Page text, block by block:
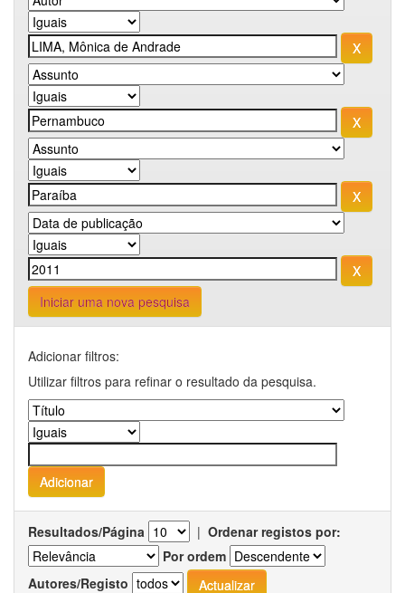
Iniciar uma nova pesquisa
Adicionar filtros:
Utilizar filtros para refinar o resultado da pesquisa.
Resultados/Página | Ordenar registos por:
Por ordem
Autores/Registo